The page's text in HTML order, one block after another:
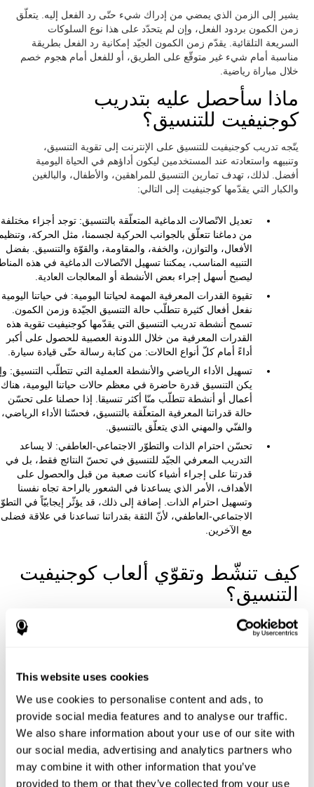
This website uses cookies
We use cookies to personalise content and ads, to
provide social media features and to analyse our traffic.
We also share information about your use of our site with
our social media, advertising and analytics partners who
may combine it with other information that you’ve
provided to them or that they’ve collected from your use
يشير إلى الزمن الذي يمضي من إدراك شيء حتّى رد الفعل إليه. يتعلّق
زمن الكمون بردود الفعل، وإن لم يتحدّد على هذا نوع السلوكات
السريعة التلقائية. يقدّم زمن الكمون الجيّد إمكانية رد الفعل بطريقة
مناسبة أمام شيء غير متوقّع على الطريق، أو للفعل أمام هجوم خصم
خلال مباراة رياضية.
ماذا سأحصل عليه بتدريب
كوجنيفيت للتنسيق؟
يتّجه تدريب كوجنيفيت للتنسيق على الإنترنت إلى تقوية التنسيق،
وتنبيهه واستعادته عند المستخدمين ليكون أداؤهم في الحياة اليومية
أفضل. لذلك، تهدف تمارين التنسيق للمراهقين، والأطفال، والبالغين
والكبار التي يقدّمها كوجنيفيت إلى التالي:
تعديل الاتّصالات الدماغية المتعلّقة بالتنسيق: توجد أجزاء مختلفة
من دماغنا تتعلّق بالجوانب الحركية لجسمنا، مثل الحركة،
الأفعال، والتوازن، والخفة، والمقاومة، والقوّة والتنسيق. بفضل
التنبيه المناسب، يمكننا تسهيل الاتّصالات الدماغية في هذه
ليصبح أسهل إجراء بعض الأنشطة أو المعالجات العادية.
تقيوة القدرات المعرفية المهمة لحياتنا اليومية: في حياتنا اليومية
نفعل أفعال كثيرة تتطلّب حالة التنسيق الجيّدة وزمن الكمون.
تسمح أنشطة تدريب التنسيق التي يقدّمها كوجنيفيت تقوية هذه
القدرات المعرفية من خلال اللدونة العصبية للحصول على أكبر
أداءً أمام كلّ أنواع الحالات: من كتابة رسالة حتّى قيادة سيارة.
تسهيل الأداء الرياضي والأنشطة العملية التي تتطلّب التنسيق:
يكن التنسيق قدرة حاضرة في معظم حالات حياتنا اليومية، هناك
أعمال أو أنشطة تتطلّب منّا أكثر تنسيقا. إذا حصلنا على تحسّن
حالة قدراتنا المعرفية المتعلّقة بالتنسيق، فحسّنا الأداء الرياضي،
والفنّي والمهني الذي يتعلّق بالتنسيق.
تحسّن احترام الذات والتطوّر الاجتماعي-العاطفي: لا يساعد
التدريب المعرفي الجيّد للتنسيق في تحسّ النتائج فقط، بل في
قدرتنا على إجراء أشياء كانت صعبة من قبل والحصول على
الأهداف، الأمر الذي يساعدنا في الشعور بالراحة تجاه نفسنا
وتسهيل احترام الذات. إضافة إلى ذلك، قد يؤثّر إيجابيّاً في
الاجتماعي-العاطفي، لأنّ الثقة بقدراتنا تساعدنا في علاقة فضلى
مع الآخرين.
كيف تنشّط وتقوّي ألعاب كوجنيفيت
التنسيق؟
إنّ تدريب التنسيق الذي يقدّمه كوجنيفيت هو تحدّ دماغيّ يتكيّف لحالتنا
الحالية ويتّجه إلى المساعدة في تعويض ضروراتنا الخاصة. عندما نحاول
للتكيّف للمطلبات المعرفية لتدريب كوجنيفيت للتنسيق، يحسّن الدماغ
اتصالاته من خلال اللدونة العصبية. إنّ اللدونة العصبية تقنية تكيفّية
للدماغنا التي من التنبيه المتلقي تسمح له تعديل بعض جوانب تركيبه.
تسهّل هذه التغييرات الصغيرة لدماغنا إعطاء أفضل جوابا أمام الحالات
المتكرّرة.
هكذا، بفضل التنبيه المناسب، يمكن دماغنا إعطاء جواب اكثر فعالية
أمام مهام تدريب كوجنيفيت للتنسيق. بالتكيّف لمتطلبات مهام التنبيه